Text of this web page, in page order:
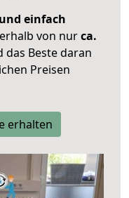
einfach
von nurca.
das Beste daran
Preisen
erhalten